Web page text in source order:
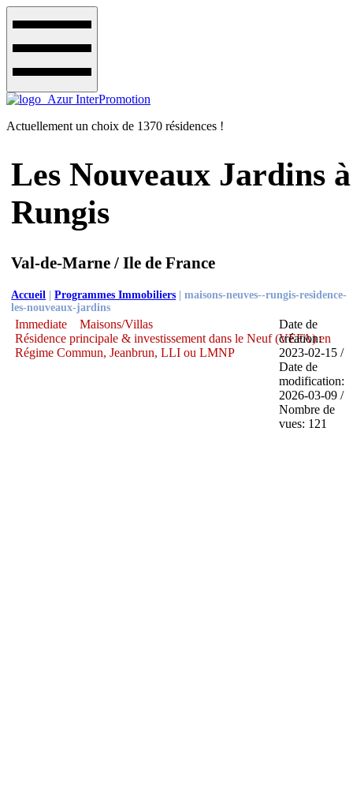
Actuellement un choix de 1370 résidences !
Les Nouveaux Jardins à
Rungis
Val-de-Marne / Ile de France
Accueil |Programmes Immobiliers |maisons-neuves--rungis-residence-
les-nouveaux-jardins
Immediate
Maisons/Villas
Résidence principale & investissement dans le Neuf (VEFA) en
Régime Commun, Jeanbrun, LLI ou LMNP
Date de
création:
2023-02-15 /
Date de
modification:
2026-03-09 /
Nombre de
vues: 121